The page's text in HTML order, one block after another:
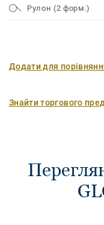
Рулон (2 форм.)
Додати для
Знайти торгового